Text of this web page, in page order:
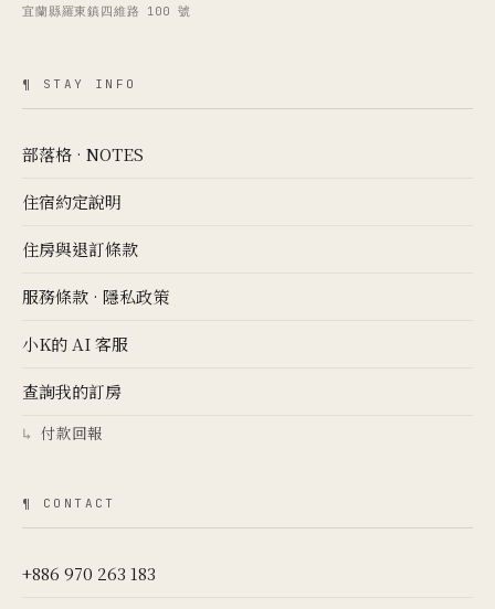
宜蘭縣羅東鎮四維路 100 號
¶ STAY INFO
部落格 · NOTES
住宿約定說明
住房與退訂條款
服務條款 · 隱私政策
小K的 AI 客服
查詢我的訂房
↳ 付款回報
¶ CONTACT
+886 970 263 183